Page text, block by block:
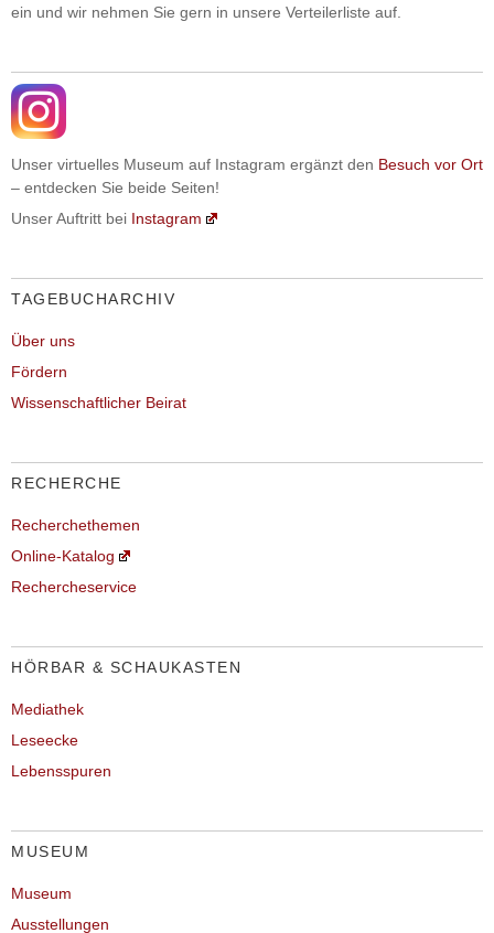
ein und wir nehmen Sie gern in unsere Verteilerliste auf.
Unser virtuelles Museum auf Instagram ergänzt den Besuch vor Ort
– entdecken Sie beide Seiten!
Unser Auftritt bei Instagram
TAGEBUCHARCHIV
Über uns
Fördern
Wissenschaftlicher Beirat
RECHERCHE
Recherchethemen
Online-Katalog
Rechercheservice
HÖRBAR & SCHAUKASTEN
Mediathek
Leseecke
Lebensspuren
MUSEUM
Museum
Ausstellungen